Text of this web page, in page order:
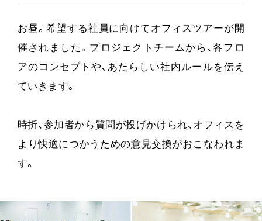
お昼。希望する社員に向けてオフィスツアーが開
催されました。プロジェクトチームから、各フロ
アのコンセプトや、あたらしい社内ルールを伝え
ていきます。
時折、参加者から質問が投げかけられ、オフィスを
より快適につかうための意見交換がおこなわれま
す。